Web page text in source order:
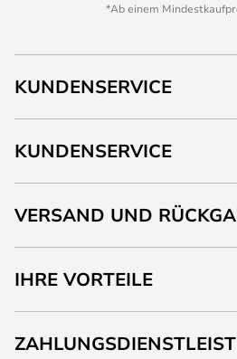
*Ab einem
KUNDENSERVICE
KUNDENSERVICE
VERSAND UND
IHRE VORTEILE